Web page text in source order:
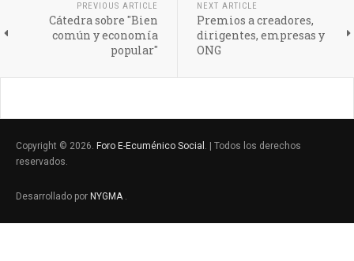
PREVIOUS ARTICLE
Cátedra sobre "Bien
común y economía
popular"
NEXT ARTICLE
Premios a creadores,
dirigentes, empresas y
ONG
Copyright © 2026. Foro E-Ecuménico Social . | Todos los derechos
reservados.
Desarrollado por NYGMA .